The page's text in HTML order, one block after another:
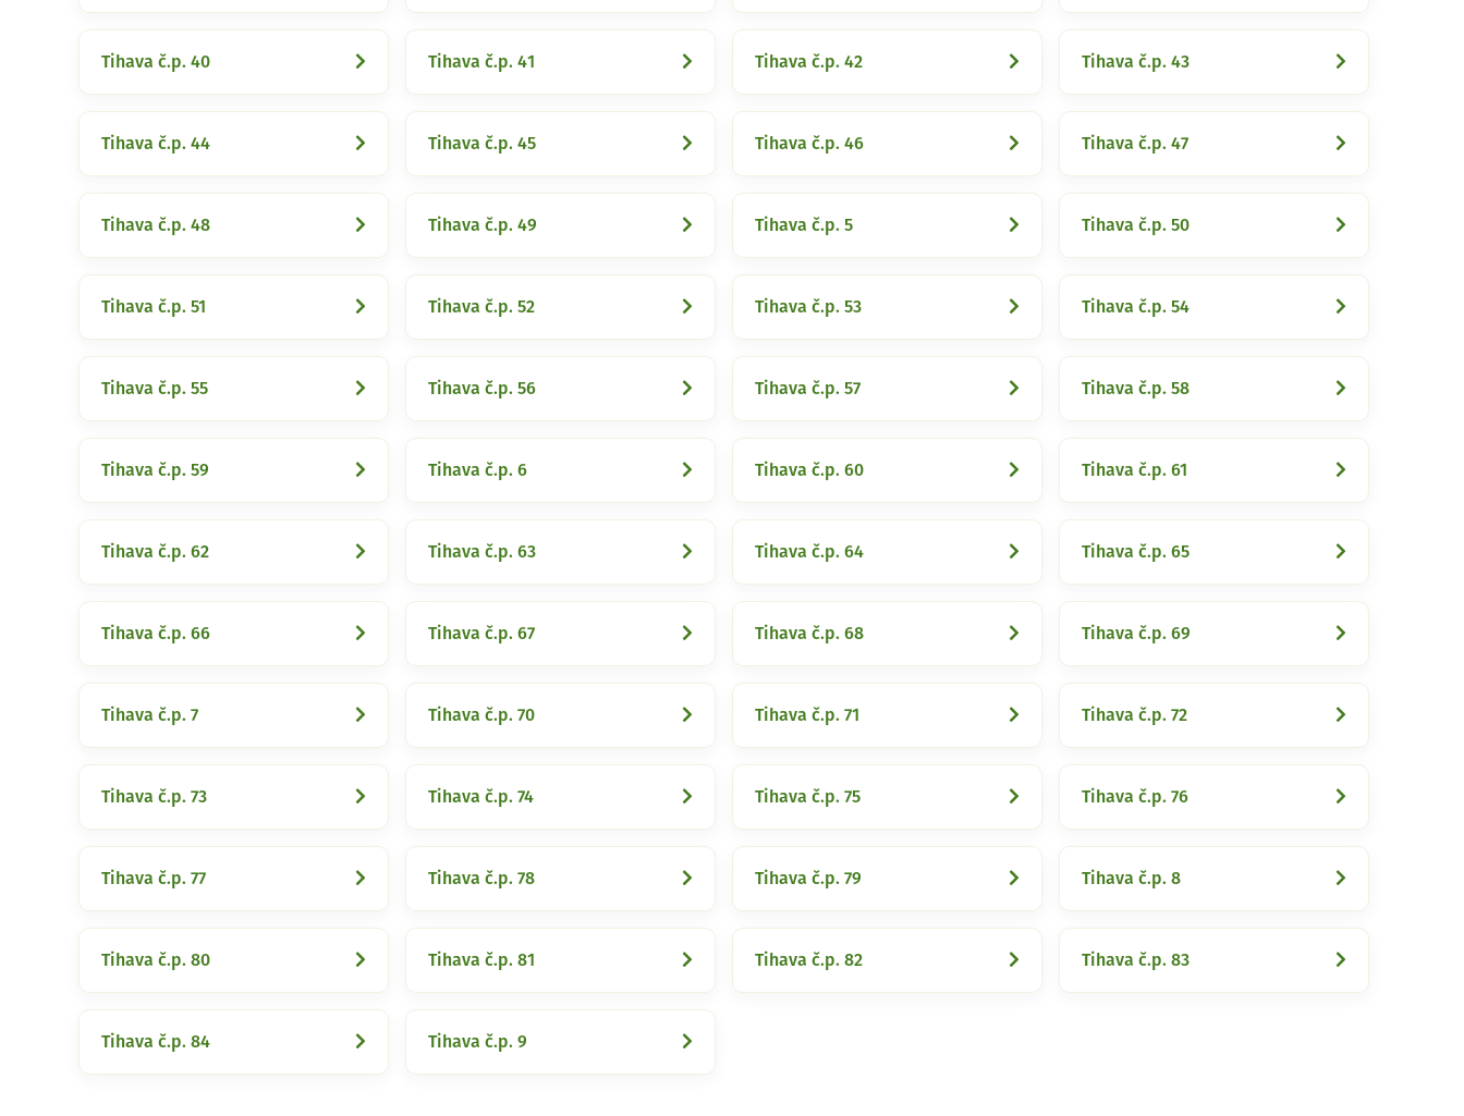
Tihava č.p. 40 Tihava č.p. 41 Tihava č.p. 42 Tihava č.p. 43
Tihava č.p. 44 Tihava č.p. 45 Tihava č.p. 46 Tihava č.p. 47
Tihava č.p. 48 Tihava č.p. 49 Tihava č.p. 5 Tihava č.p. 50
Tihava č.p. 51 Tihava č.p. 52 Tihava č.p. 53 Tihava č.p. 54
Tihava č.p. 55 Tihava č.p. 56 Tihava č.p. 57 Tihava č.p. 58
Tihava č.p. 59 Tihava č.p. 6 Tihava č.p. 60 Tihava č.p. 61
Tihava č.p. 62 Tihava č.p. 63 Tihava č.p. 64 Tihava č.p. 65
Tihava č.p. 66 Tihava č.p. 67 Tihava č.p. 68 Tihava č.p. 69
Tihava č.p. 7 Tihava č.p. 70 Tihava č.p. 71 Tihava č.p. 72
Tihava č.p. 73 Tihava č.p. 74 Tihava č.p. 75 Tihava č.p. 76
Tihava č.p. 77 Tihava č.p. 78 Tihava č.p. 79 Tihava č.p. 8
Tihava č.p. 80 Tihava č.p. 81 Tihava č.p. 82 Tihava č.p. 83
Tihava č.p. 84 Tihava č.p. 9